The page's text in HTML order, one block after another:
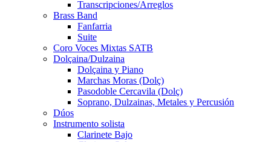
Transcripciones/Arreglos
Brass Band
Fanfarria
Suite
Coro Voces Mixtas SATB
Dolçaina/Dulzaina
Dolçaina y Piano
Marchas Moras (Dolç)
Pasodoble Cercavila (Dolç)
Soprano, Dulzainas, Metales y Percusión
Dúos
Instrumento solista
Clarinete Bajo